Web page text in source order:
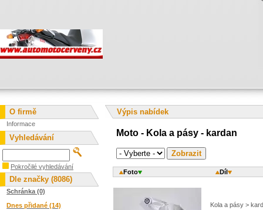
Výpis nabídek
Moto - Kola a pásy - kardan
Foto Díl
Kola a pásy >
O firmě
Informace
Vyhledávání
Pokročilé vyhledávání
Dle značky (8086)
Schránka (0)
Dnes přidané (14)